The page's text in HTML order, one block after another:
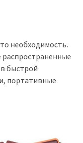
необходимость.
быстрой
портативные